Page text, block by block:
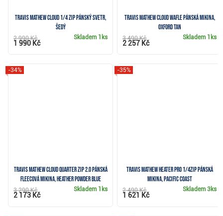
Travis Mathew Cloud 1/4 zip pánský svetr,
šedý
Skladem 1ks
2 990 Kč
1 990 Kč
Travis Mathew Cloud Wafle pánská mikina,
oxford tan
Skladem 1ks
3 490 Kč
2 257 Kč
Travis Mathew CLOUD QUARTER ZIP 2.0 pánská
fleecová mikina, heather powder blue
-34%
Skladem 1ks
3 290 Kč
2 173 Kč
Travis Mathew Heater Pro 1/4Zip pánská
mikina, pacific coast
-35%
Skladem3ks
2 490 Kč
1 621 Kč